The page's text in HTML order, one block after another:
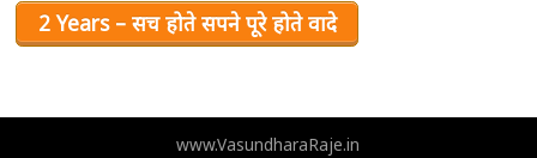
2 Years – सच होते सपने पूरे होते वादे
www.VasundharaRaje.in